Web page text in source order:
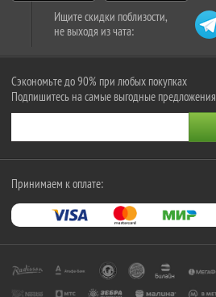
Ищите скидки поблизости,
не выходя из чата:
Сэкономьте до 90% при любых покупках
Подпишитесь на самые выгодные предложения
Принимаем к оплате: